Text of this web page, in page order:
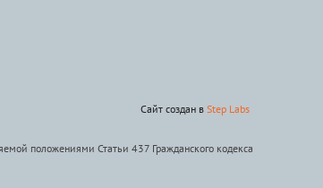
Сайт создан в Step Labs
положениями Статьи 437 Гражданского кодекса